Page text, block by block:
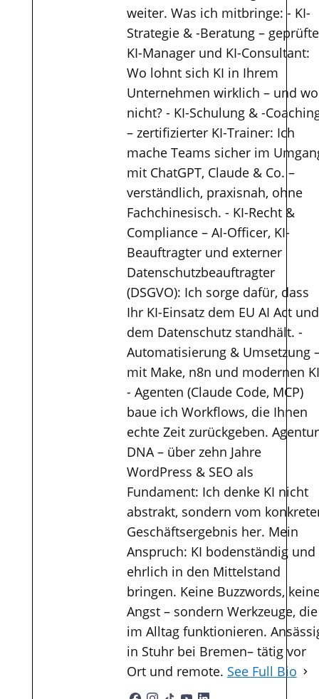
weiter. Was ich mitbringe: - KI-
Strategie & -Beratung –
KI-Manager und KI-Consultant:
Wo lohnt sich KI in Ihrem
Unternehmen wirklich – und wo
nicht? - KI-Schulung & -
– zertifizierter KI-Trainer: Ich
mache Teams sicher im
mit ChatGPT, Claude & Co. –
verständlich, praxisnah, ohne
Fachchinesisch. - KI-Recht &
Compliance – AI-Officer, KI-
Beauftragter und externer
Datenschutzbeauftragter
(DSGVO): Ich sorge dafür, dass
Ihr KI-Einsatz dem EU AI Act und
dem Datenschutz standhält. -
Automatisierung & Umsetzung
mit Make, n8n und modernen
- Agenten (Claude Code, MCP)
baue ich Workflows, die Ihnen
echte Zeit zurückgeben.
DNA – über zehn Jahre
WordPress & SEO als
Fundament: Ich denke KI nicht
abstrakt, sondern vom
Geschäftsergebnis her. Mein
Anspruch: KI bodenständig und
ehrlich in den Mittelstand
bringen. Keine Buzzwords,
Angst – sondern Werkzeuge, die
im Alltag funktionieren.
in Stuhr bei Bremen– tätig vor
Ort und remote. See Full Bio